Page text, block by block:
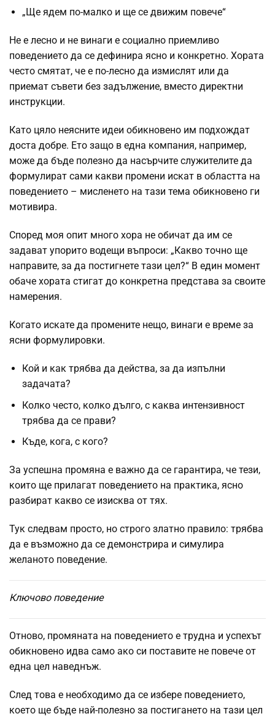
„Ще ядем по-малко и ще се движим повече“
Не е лесно и не винаги е социално приемливо
поведението да се дефинира ясно и конкретно. Хората
често смятат, че е по-лесно да измислят или да
приемат съвети без задължение, вместо директни
инструкции.
Като цяло неясните идеи обикновено им подхождат
доста добре. Ето защо в една компания, например,
може да бъде полезно да насърчите служителите да
формулират сами какви промени искат в областта на
поведението – мисленето на тази тема обикновено ги
мотивира.
Според моя опит много хора не обичат да им се
задават упорито водещи въпроси: „Какво точно ще
направите, за да постигнете тази цел?“ В един момент
обаче хората стигат до конкретна представа за своите
намерения.
Когато искате да промените нещо, винаги е време за
ясни формулировки.
Кой и как трябва да действа, за да изпълни
задачата?
Колко често, колко дълго, с каква интензивност
трябва да се прави?
Къде, кога, с кого?
За успешна промяна е важно да се гарантира, че тези,
които ще прилагат поведението на практика, ясно
разбират какво се изисква от тях.
Тук следвам просто, но строго златно правило: трябва
да е възможно да се демонстрира и симулира
желаното поведение.
Ключово поведение
Отново, промяната на поведението е трудна и успехът
обикновено идва само ако си поставите не повече от
една цел наведнъж.
След това е необходимо да се избере поведението,
което ще бъде най-полезно за постигането на тази цел